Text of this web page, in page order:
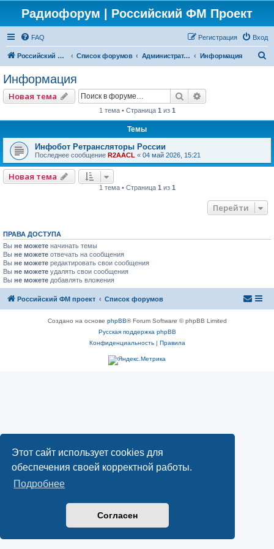
Этот сайт использует cookies для
обеспечения своей корректной работы.
Подробнее
Согласен
Радиофорум | Российский ФМ Проект
FAQ Вход
Регистрация
Российский ФМ проект Список форумов Администраторский Информация
Информация
Новая тема Поиск
1 тема • Страница 1 из 1
Темы
Инфобот Ретрансляторы России
Последнее сообщение R2AACL « 04 май 2026, 15:21
Новая тема
1 тема • Страница 1 из 1
Перейти
ПРАВА ДОСТУПА
Вы не можете начинать темы
Вы не можете отвечать на сообщения
Вы не можете редактировать свои сообщения
Вы не можете удалять свои сообщения
Вы не можете добавлять вложения
Российский ФМ проект Список форумов
Создано на основе phpBB® Forum Software © phpBB Limited
Русская поддержка phpBB
Конфиденциальность| Правила